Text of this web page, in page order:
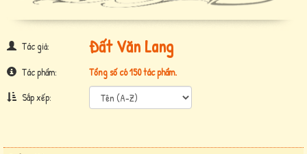
Tác giả: Đất Văn Lang
Tác phẩm:
Tổng số có 150 tác phẩm.
Sắp xếp: